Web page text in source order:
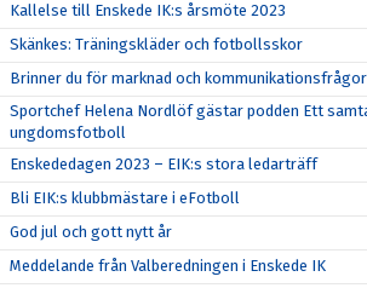
Kallelse till Enskede IK:s årsmöte 2023
Skänkes: Träningskläder och fotbollsskor
Brinner du för marknad och
Sportchef Helena Nordlöf gästar podden Ett
ungdomsfotboll
Enskededagen 2023 – EIK:s stora ledarträff
Bli EIK:s klubbmästare i eFotboll
God jul och gott nytt år
Meddelande från Valberedningen i Enskede IK